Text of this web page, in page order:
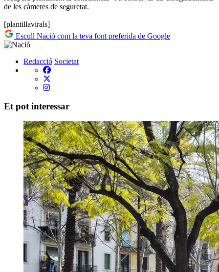
de les càmeres de seguretat.
[plantillavirals]
Escull Nació com la teva font preferida de Google
Redacció Societat
Et pot interessar